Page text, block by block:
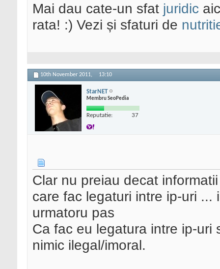
Mai dau cate-un sfat juridic
rata! :) Vezi și sfaturi de
10th November 2011, 13:10
StarNET
Membru SeoPedia
Reputatie: 37
Clar nu preiau decat
care fac legaturi intre ip-uri
urmatoru pas
Ca fac eu legatura intre ip-uri
nimic ilegal/imoral.